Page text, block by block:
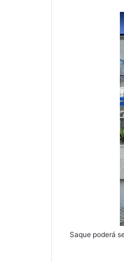
Saque poderá